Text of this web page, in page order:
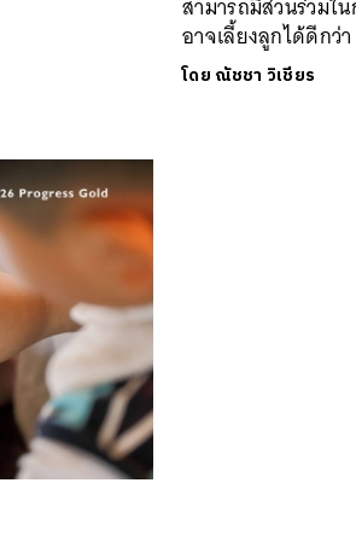
อาจเลี้ยงลูกได้ดีกว่า
โดย ณัชชา วิเชียร
ค้นหา